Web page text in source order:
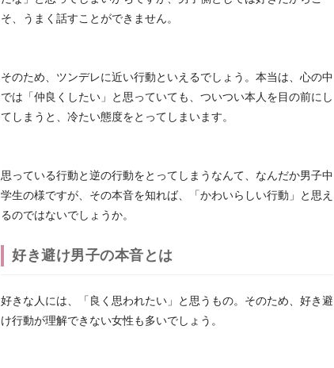
そ、うまく話すことができません。
そのため、ツンデレに近い行動といえるでしょう。本当は、心の中
では「仲良くしたい」と思っていても、ついつい本人を目の前にし
てしまうと、冷たい態度をとってしまいます。
思っている行動と逆の行動をとってしまうなんて、なんだか男子中
学生の様ですが、その本音を知れば、「かわいらしい行動」と思え
るのではないでしょうか。
好き避け男子の本音とは
好きな人には、「良く思われたい」と思うもの。そのため、好き避
け行動が理解できない女性も多いでしょう。